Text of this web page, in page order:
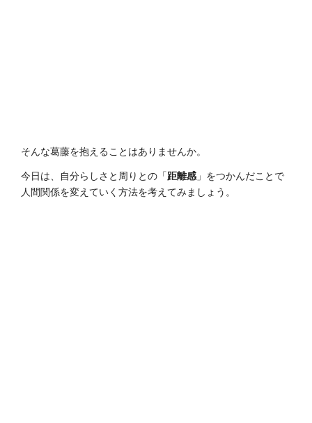
そんな葛藤を抱えることはありませんか。
今日は、自分らしさと周りとの「距離感 」をつかんだことで
人間関係を変えていく方法を考えてみましょう。